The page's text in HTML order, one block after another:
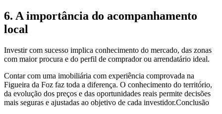
6. A importância do acompanhamento
local
Investir com sucesso implica conhecimento do mercado, das zonas
com maior procura e do perfil de comprador ou arrendatário ideal.
Contar com uma imobiliária com experiência comprovada na
Figueira da Foz faz toda a diferença. O conhecimento do território,
da evolução dos preços e das oportunidades reais permite decisões
mais seguras e ajustadas ao objetivo de cada investidor.Conclusão